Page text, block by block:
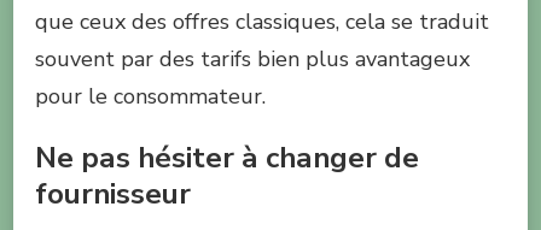
que ceux des offres classiques, cela se traduit
souvent par des tarifs bien plus avantageux
pour le consommateur.
Ne pas hésiter à changer de
fournisseur